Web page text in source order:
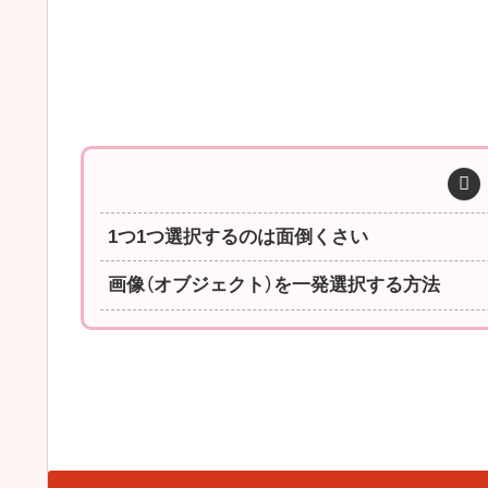
1つ1つ選択するのは面倒くさい
画像（オブジェクト）を一発選択する方法